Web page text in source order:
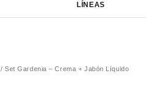
LÍNEAS
/ Set Gardenia – Crema + Jabón Líquido